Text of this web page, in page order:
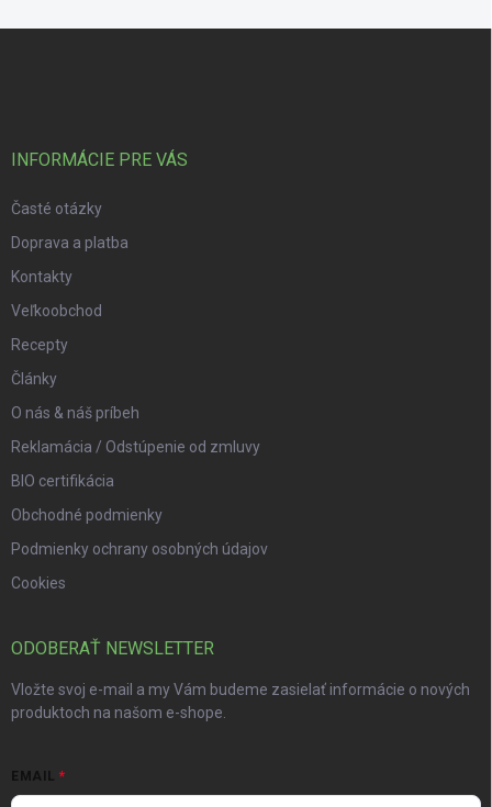
INFORMÁCIE PRE VÁS
Časté otázky
Doprava a platba
Kontakty
Veľkoobchod
Recepty
Články
O nás & náš príbeh
Reklamácia / Odstúpenie od zmluvy
BIO certifikácia
Obchodné podmienky
Podmienky ochrany osobných údajov
Cookies
ODOBERAŤ NEWSLETTER
Vložte svoj e-mail a my Vám budeme zasielať informácie o nových
produktoch na našom e-shope.
EMAIL